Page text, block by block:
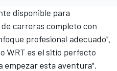
disponible para
carreras completo con
profesional adecuado",
WRT es el sitio perfecto
empezar esta aventura".